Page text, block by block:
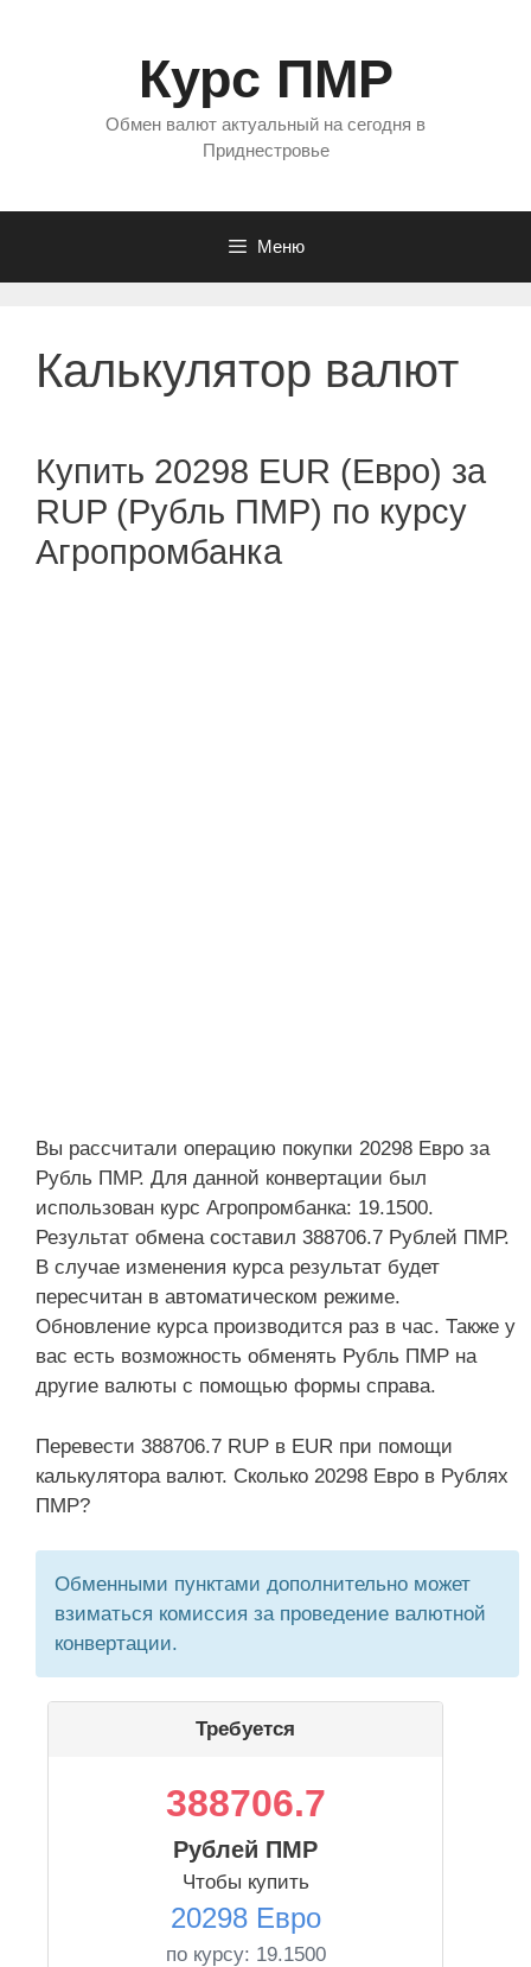
Курс ПМР
Обмен валют актуальный на сегодня в
Приднестровье
Меню
Калькулятор валют
Купить 20298 EUR (Евро) за
RUP (Рубль ПМР) по курсу
Агропромбанка
Вы рассчитали операцию покупки 20298 Евро за
Рубль ПМР. Для данной конвертации был
использован курс Агропромбанка: 19.1500.
Результат обмена составил 388706.7 Рублей ПМР.
В случае изменения курса результат будет
пересчитан в автоматическом режиме.
Обновление курса производится раз в час. Также у
вас есть возможность обменять Рубль ПМР на
другие валюты с помощью формы справа.
Перевести 388706.7 RUP в EUR при помощи
калькулятора валют. Сколько 20298 Евро в Рублях
ПМР?
Обменными пунктами дополнительно может
взиматься комиссия за проведение валютной
конвертации.
Требуется
388706.7
Рублей ПМР
Чтобы купить
20298 Евро
по курсу: 19.1500